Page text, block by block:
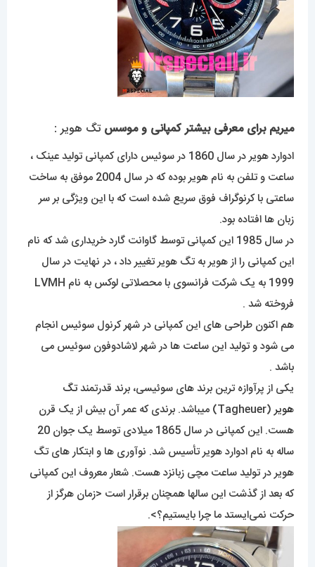
میریم برای معرفی بیشتر کمپانی و موسس تگ هویر :
ادوارد هویر در سال 1860 در سوئیس دارای کمپانی تولید عینک ،
ساعت و تلفن به نام هویر بوده که در سال 2004 موفق به ساخت
ساعتی با کرنوگراف فوق سریع شده است که با این ویژگی بر سر
زبان ها افتاده بود.
در سال 1985 این کمپانی توسط گاوانت گارد خریداری شد که نام
این کمپانی را از هویر به تگ هویر تغییر داد ، در نهایت در سال
1999 به یک شرکت فرانسوی با محصلاتی لوکس به نام LVMH
فروخته شد .
هم اکنون طراحی های این کمپانی در شهر کرنول سوئیس انجام
می شود و تولید این ساعت ها در شهر لاشادوفون سوئیس می
باشد .
یکی از پرآوازه ترین برند های سوئیسی، برند قدرتمندتگ
هویر
(Tagheuer) میباشد. برندی که عمر آن بیش از یک قرن
هست. این کمپانی در سال 1865 میلادی توسط یک جوان 20
ساله به نام ادوارد هویر تأسیس شد. نوآوری ها و ابتکار های تگ
هویر در تولید ساعت مچی زبانزد هست. شعار معروف این کمپانی
که بعد از گذشت این سالها همچنان برقرار است <زمان هرگز از
حرکت نمی‌ایستد ما چرا بایستیم؟>.